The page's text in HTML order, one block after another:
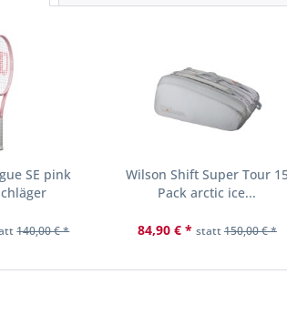
SE pink
140,00 € *
Wilson Shift Super Tour
Pack arctic ice...
84,90 € * statt150,00 € *